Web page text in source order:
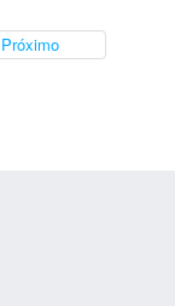
Próximo